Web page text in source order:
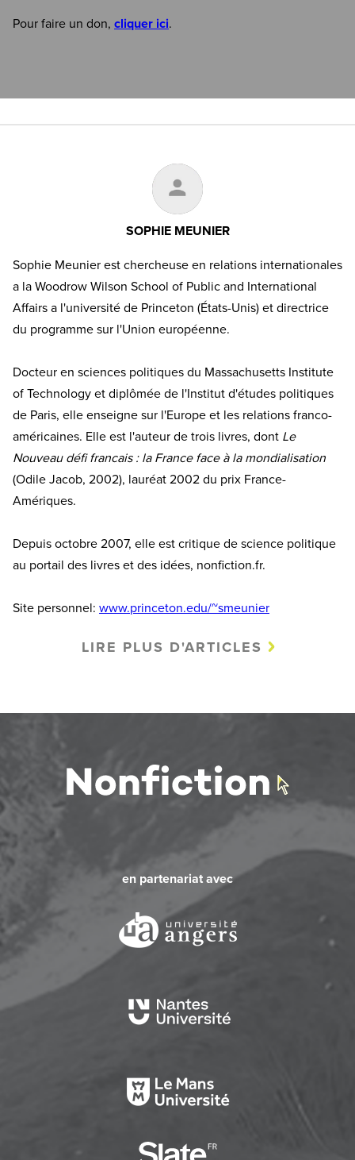
Pour faire un don, cliquer ici.
SOPHIE MEUNIER
Sophie Meunier est chercheuse en relations internationales
a la Woodrow Wilson School of Public and International
Affairs a l'université de Princeton (États-Unis) et directrice
du programme sur l'Union européenne.
Docteur en sciences politiques du Massachusetts Institute
of Technology et diplômée de l'Institut d'études politiques
de Paris, elle enseigne sur l'Europe et les relations franco-
américaines. Elle est l'auteur de trois livres, dont Le
Nouveau défi francais : la France face à la mondialisation
(Odile Jacob, 2002), lauréat 2002 du prix France-
Amériques.
Depuis octobre 2007, elle est critique de science politique
au portail des livres et des idées, nonfiction.fr.
Site personnel: www.princeton.edu/~smeunier
LIRE PLUS D'ARTICLES
en partenariat avec